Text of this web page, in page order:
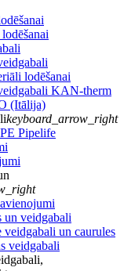
lodēšanai
KAN-therm
(Itālija)
keyboard_arrow_right
Pipelife
un veidgabali
un caurules
veidgabali